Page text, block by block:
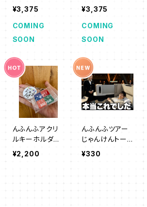
その4」25％オフ
SALE
¥3,375
COMING
SOON
その5」25%オフ
SALE
¥3,375
COMING
SOON
んふんふアクリ
ルキーホルダー
2個セット
¥2,200
んふんふツアー
じゃんけんトー
ク総集編
¥330